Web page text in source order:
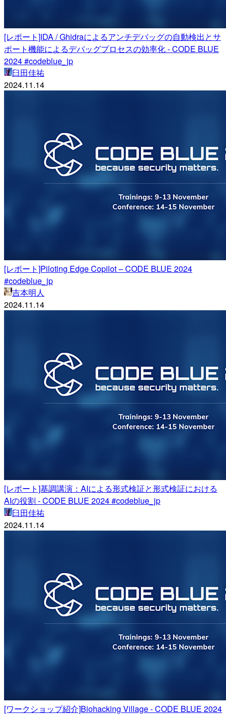
[レポート]IDA / Ghidraによるアンチデバッグの自動検出とサ
ポート機能によるデバッグプロセスの効率化 - CODE BLUE
2024 #codeblue_jp
臼田佳祐
2024.11.14
[レポート]Piloting Edge Copilot – CODE BLUE 2024
#codeblue_jp
吉本明人
2024.11.14
[レポート]基調講演：AIによる形式検証と形式検証における
AIの役割 - CODE BLUE 2024 #codeblue_jp
臼田佳祐
2024.11.14
[ワークショップ紹介]Biohacking Village - CODE BLUE 2024